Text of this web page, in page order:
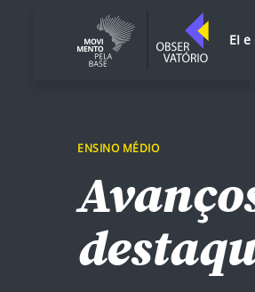
EI e
ENSINO MÉDIO